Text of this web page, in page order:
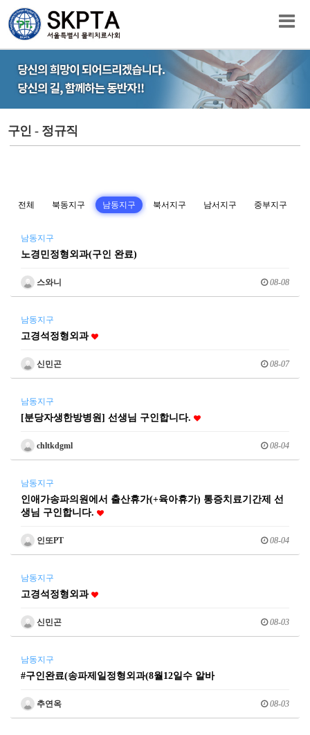
구인 - 정규직
전체 북동지구 남동지구 북서지구 남서지구 중부지구
남동지구
노경민정형외과(구인 완료)
스와니 08-08
남동지구
고경석정형외과
신민곤 08-07
남동지구
[분당자생한방병원] 선생님 구인합니다.
chltkdgml 08-04
남동지구
인애가송파의원에서 출산휴가(+육아휴가) 통증치료기간제 선
생님 구인합니다.
인또PT 08-04
남동지구
고경석정형외과
신민곤 08-03
남동지구
#구인완료(송파제일정형외과(8월12일수 알바
추연옥 08-03